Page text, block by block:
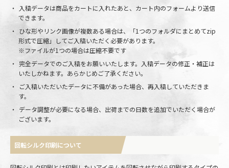
入稿データは商品をカートに入れたあと、カート内のフォームより送信
できます。
ひな形やリンク画像が複数ある場合は、「1つのフォルダにまとめてzip
形式で圧縮」してご入稿いただく必要があります。
※ファイルが1つの場合は圧縮不要です
完全データでのご入稿をお願いいたします。入稿データの修正・補正は
いたしかねます。あらかじめご了承ください。
ご入稿いただいたデータに不備があった場合、再入稿していただきま
す。
データ調整が必要になる場合、出荷までの日数を追加でいただく場合が
ございます。
回転シルク印刷について